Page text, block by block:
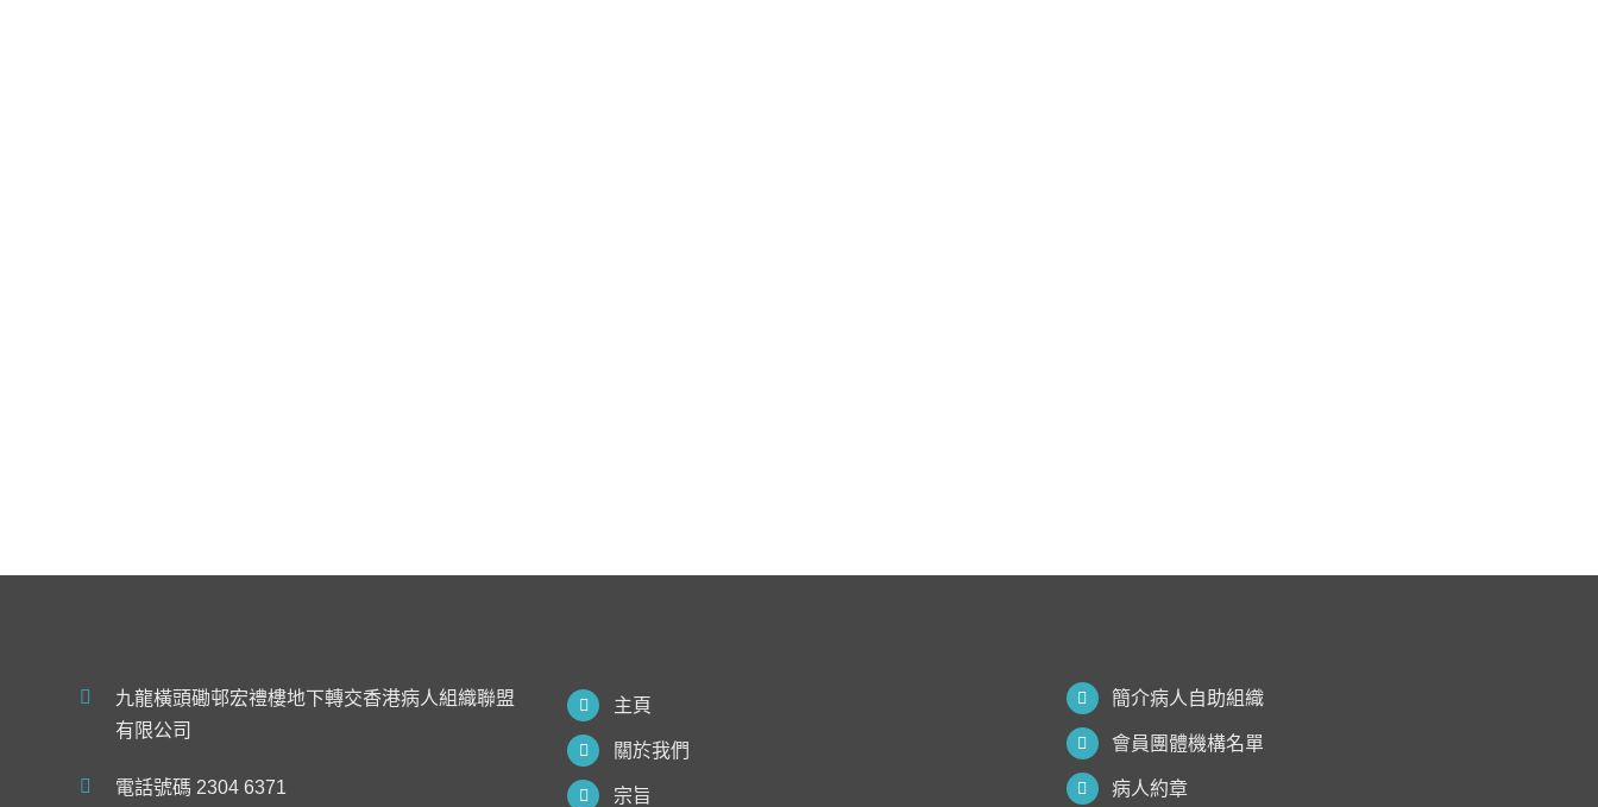
九龍橫頭磡邨宏禮樓地下轉交香港病人組織聯盟
有限公司
電話號碼 2304 6371
主頁
關於我們
宗旨
簡介病人自助組織
會員團體機構名單
病人約章